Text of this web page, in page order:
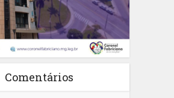
Comentários